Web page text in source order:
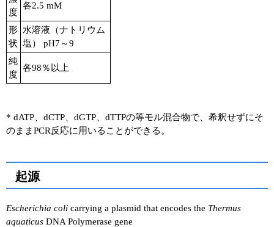
度
各2.5 mM
形
状
水溶液（ナトリウム
塩） pH7～9
純
度
各98％以上
* dATP、dCTP、dGTP、dTTPの等モル混合物で、希釈せずにそ
のままPCR反応に用いることができる。
起源
Escherichia coli carrying a plasmid that encodes the Thermus
aquaticus DNA Polymerase gene